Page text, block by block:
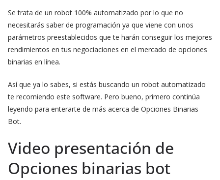
Se trata de un robot 100% automatizado por lo que no
necesitarás saber de programación ya que viene con unos
parámetros preestablecidos que te harán conseguir los mejores
rendimientos en tus negociaciones en el mercado de opciones
binarias en línea.
Así que ya lo sabes, si estás buscando un robot automatizado
te recomiendo este software. Pero bueno, primero continúa
leyendo para enterarte de más acerca de Opciones Binarias
Bot.
Video presentación de
Opciones binarias bot